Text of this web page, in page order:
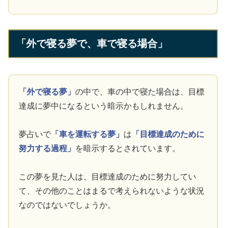
「外で寝る夢で、車で寝る場合」
「外で寝る夢」の中で、車の中で寝た場合は、目標
達成に夢中になるという暗示かもしれません。
夢占いで 「車を運転する夢」 は 「目標達成のために
努力する過程」
を暗示するとされています。
この夢を見た人は、目標達成のために努力してい
て、その他のことはまるで考えられないような状況
なのではないでしょうか。